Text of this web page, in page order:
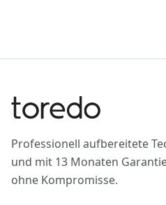
Professionell aufbereitete
und mit 13 Monaten
ohne Kompromisse.